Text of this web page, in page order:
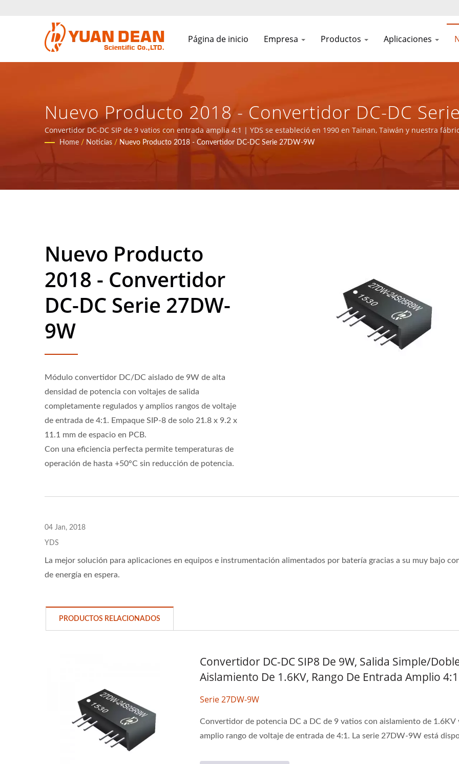
Página de inicio Empresa Productos Aplicaciones
Nuevo Producto 2018 - Convertidor DC-DC
Fabricante De Suministros De Energía Y
ISO 9001/ISO 14001/IATF 16949 | YUAN DEAN
Convertidor DC-DC SIP de 9 vatios con entrada amplia 4:1 | YDS se estableció en 1990 en Tainan, Taiwán y nuestra
Xiamen, China. Somos el principal fabricante electrónico con certificación ISO 9001, ISO 14001 e IATF16949.
Home / Noticias / Nuevo Producto 2018 - Convertidor DC-DC Serie 27DW-9W
Nuevo Producto
2018 - Convertidor
DC-DC Serie 27DW-
9W
Módulo convertidor DC/DC aislado de 9W de alta
densidad de potencia con voltajes de salida
completamente regulados y amplios rangos de voltaje
de entrada de 4:1. Empaque SIP-8 de solo 21.8 x 9.2 x
11.1 mm de espacio en PCB.
Con una eficiencia perfecta permite temperaturas de
operación de hasta +50°C sin reducción de potencia.
04 Jan, 2018
YDS
La mejor solución para aplicaciones en equipos e instrumentación alimentados por batería gracias a su muy bajo
de energía en espera.
PRODUCTOS RELACIONADOS
Convertidor DC-DC SIP8 De 9W, Salida Simple/
Aislamiento De 1.6KV, Rango De Entrada Amplio 4:1
Serie 27DW-9W
Convertidor de potencia DC a DC de 9 vatios con aislamiento de 1.6KV
amplio rango de voltaje de entrada de 4:1. La serie 27DW-9W está
Convertidor DC-DC Half-
Brick